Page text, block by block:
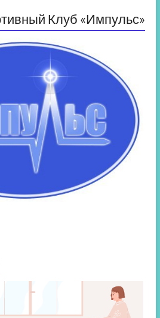
Клуб «Импульс»